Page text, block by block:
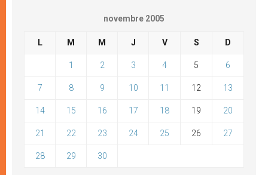
novembre 2005
L M M J V S D
1 2 3 4 5 6
7 8 9 10 11 12 13
14 15 16 17 18 19 20
21 22 23 24 25 26 27
28 29 30